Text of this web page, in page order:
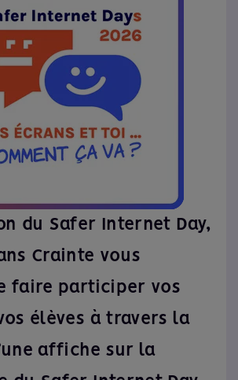
du Safer Internet Day,
Crainte vous
faire participer vos
élèves à travers la
affiche sur la